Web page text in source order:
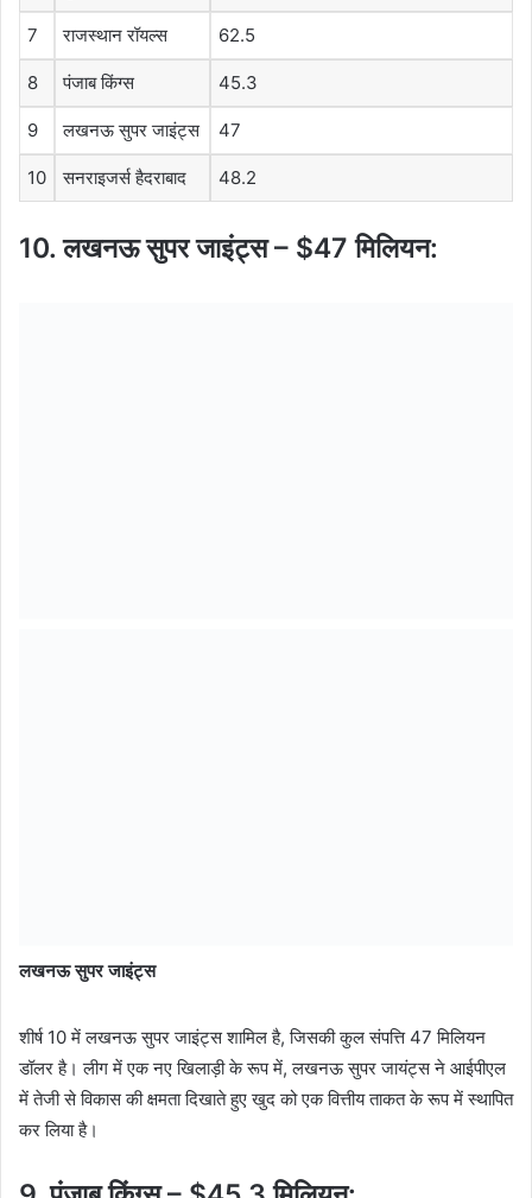
7 राजस्थान रॉयल्स 62.5
8 पंजाब किंग्स 45.3
9 लखनऊ सुपर जाइंट्स 47
10 सनराइजर्स हैदराबाद 48.2
10. लखनऊ सुपर जाइंट्स – $47 मिलियन:
लखनऊ सुपर जाइंट्स
शीर्ष 10 में लखनऊ सुपर जाइंट्स शामिल है, जिसकी कुल संपत्ति 47 मिलियन
डॉलर है। लीग में एक नए खिलाड़ी के रूप में, लखनऊ सुपर जायंट्स ने आईपीएल
में तेजी से विकास की क्षमता दिखाते हुए खुद को एक वित्तीय ताकत के रूप में स्थापित
कर लिया है।